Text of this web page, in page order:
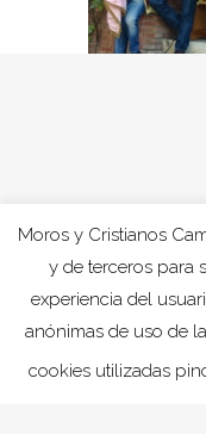
Moros y Cristianos
y de terceros para
experiencia del
anónimas de uso de
cookies utilizadas